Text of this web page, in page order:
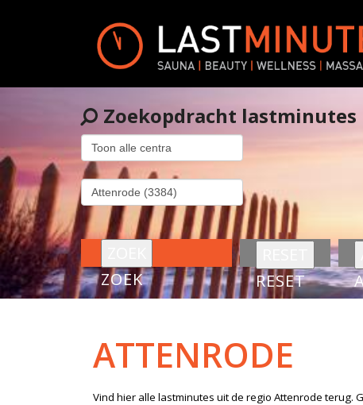
Zoekopdracht lastminutes
ZOEK RESET
ATTENRODE
Vind hier alle lastminutes uit de regio Attenrodeterug.